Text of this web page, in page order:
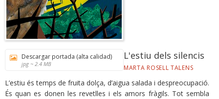
Descargar portada (alta calidad)
jpg ~ 2.4 MB
L'estiu dels silencis
MARTA ROSELL TALENS
L’estiu és temps de fruita dolça, d’aigua salada i despreocupació.
És quan es donen les revetlles i els amors fràgils. Tot sembla